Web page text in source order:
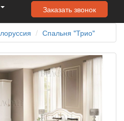
Заказать звонок
Спальня "Трио"